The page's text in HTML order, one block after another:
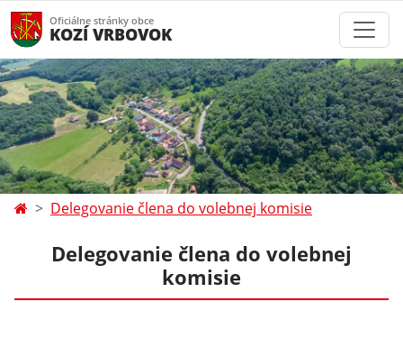
Oficiálne stránky obce
KOZÍ VRBOVOK
Delegovanie člena do volebnej komisie
Delegovanie člena do volebnej
komisie